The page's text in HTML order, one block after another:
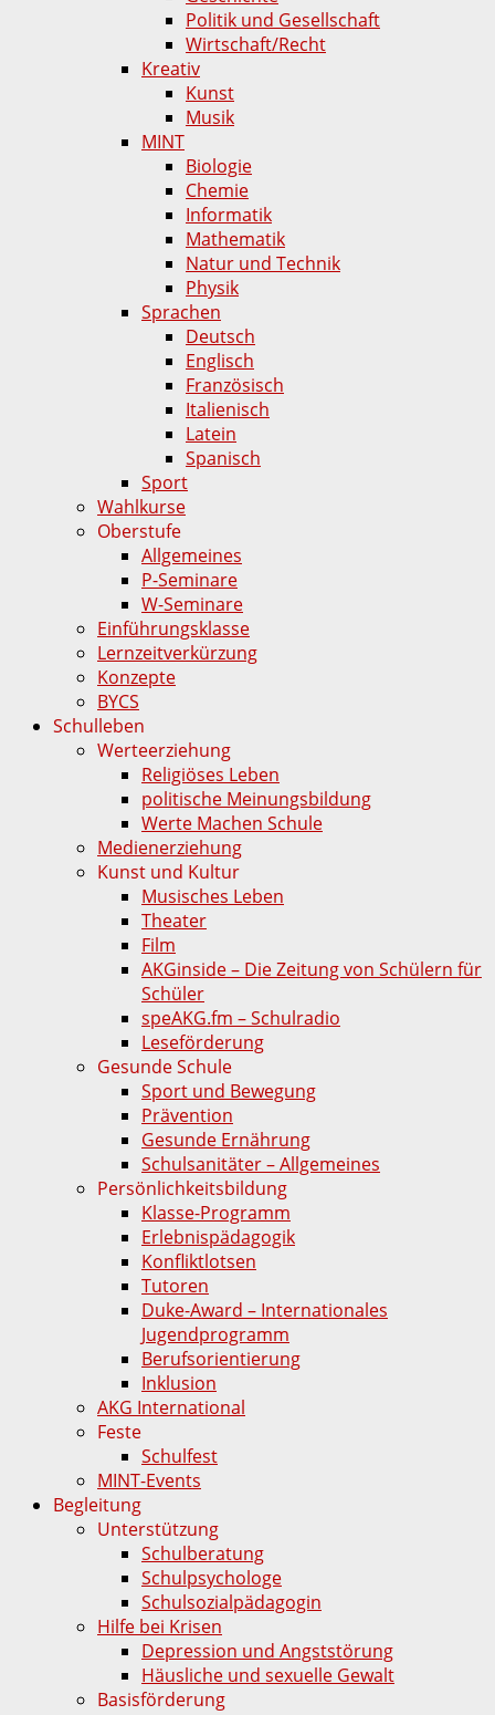
Politik und Gesellschaft
Wirtschaft/Recht
Kreativ
Kunst
Musik
MINT
Biologie
Chemie
Informatik
Mathematik
Natur und Technik
Physik
Sprachen
Deutsch
Englisch
Französisch
Italienisch
Latein
Spanisch
Sport
Wahlkurse
Oberstufe
Allgemeines
P-Seminare
W-Seminare
Einführungsklasse
Lernzeitverkürzung
Konzepte
BYCS
Schulleben
Werteerziehung
Religiöses Leben
politische Meinungsbildung
Werte Machen Schule
Medienerziehung
Kunst und Kultur
Musisches Leben
Theater
Film
AKGinside – Die Zeitung von Schülern für
Schüler
speAKG.fm – Schulradio
Leseförderung
Gesunde Schule
Sport und Bewegung
Prävention
Gesunde Ernährung
Schulsanitäter – Allgemeines
Persönlichkeitsbildung
Klasse-Programm
Erlebnispädagogik
Konfliktlotsen
Tutoren
Duke-Award – Internationales
Jugendprogramm
Berufsorientierung
Inklusion
AKG International
Feste
Schulfest
MINT-Events
Begleitung
Unterstützung
Schulberatung
Schulpsychologe
Schulsozialpädagogin
Hilfe bei Krisen
Depression und Angststörung
Häusliche und sexuelle Gewalt
Basisförderung